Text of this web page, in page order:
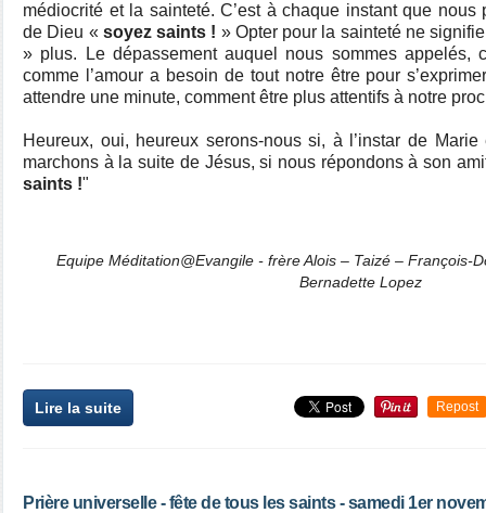
médiocrité et la sainteté. C’est à chaque instant que nous
de Dieu « soyez saints ! » Opter pour la sainteté ne
» plus. Le dépassement auquel nous sommes appelés,
comme l’amour a besoin de tout notre être pour
attendre une minute, comment être plus attentifs à notre
Heureux, oui, heureux serons-nous si, à l’instar de
marchons à la suite de Jésus, si nous répondons à son
saints !"
Equipe Méditation@Evangile - frère Alois – Taizé – François-
Bernadette Lopez
Lire la suite Repost
Prière universelle - fête de tous les saints - samedi 1er